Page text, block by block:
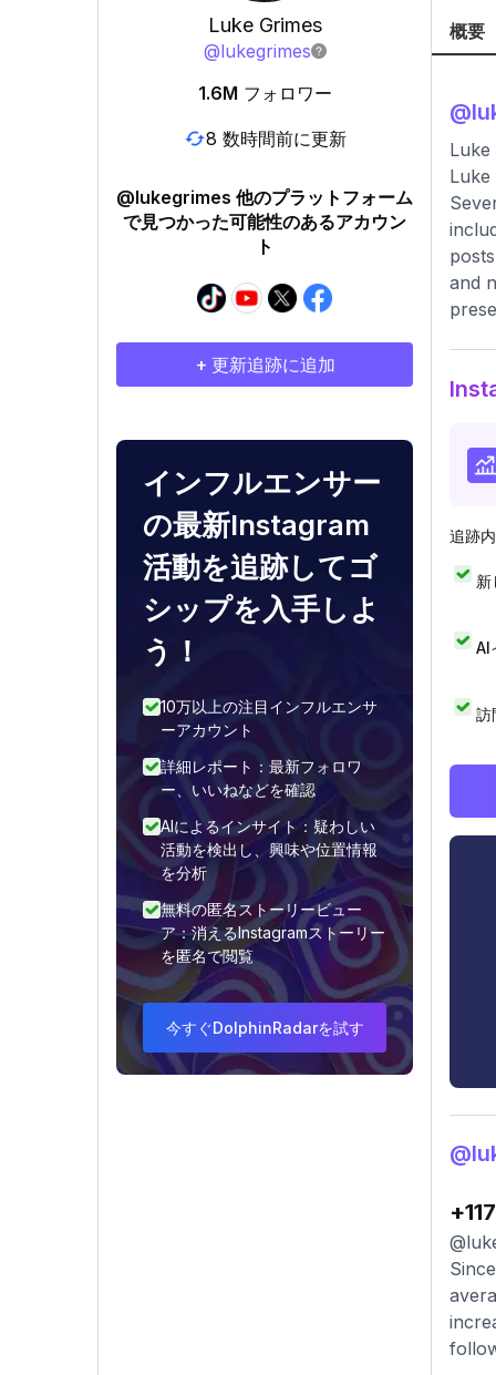
Luke Grimes
@lukegrimes
1.6M フォロワー
8 数時間前に更新
@lukegrimes 他のプラットフォーム
で見つかった可能性のあるアカウン
ト
+ 更新追跡に追加
インフルエンサー
の最新Instagram
活動を追跡してゴ
シップを入手しよ
う！
10万以上の注目インフルエンサ
ーアカウント
詳細レポート：最新フォロワ
ー、いいねなどを確認
AIによるインサイト：疑わしい
活動を検出し、興味や位置情報
を分析
無料の匿名ストーリービュー
ア：消えるInstagramストーリー
を匿名で閲覧
今すぐDolphinRadarを試す
概要
@
Luke
and
追跡
新
AI
訪
+117